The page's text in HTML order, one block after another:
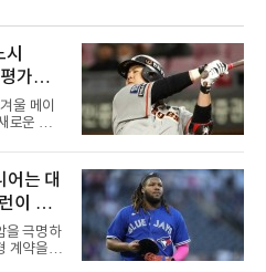
가는
울 메이
운 도전
을 체결하
두는 조항
의 대우와
리그 도
잃을 것
KBO리그
계약과
어는 대
이 충
트레
을 극명하
계약을 안